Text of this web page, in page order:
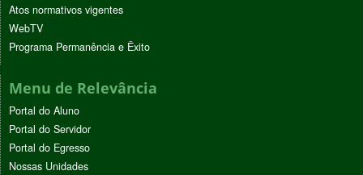
Atos normativos vigentes
WebTV
Programa Permanência e Êxito
Menu de Relevância
Portal do Aluno
Portal do Servidor
Portal do Egresso
Nossas Unidades